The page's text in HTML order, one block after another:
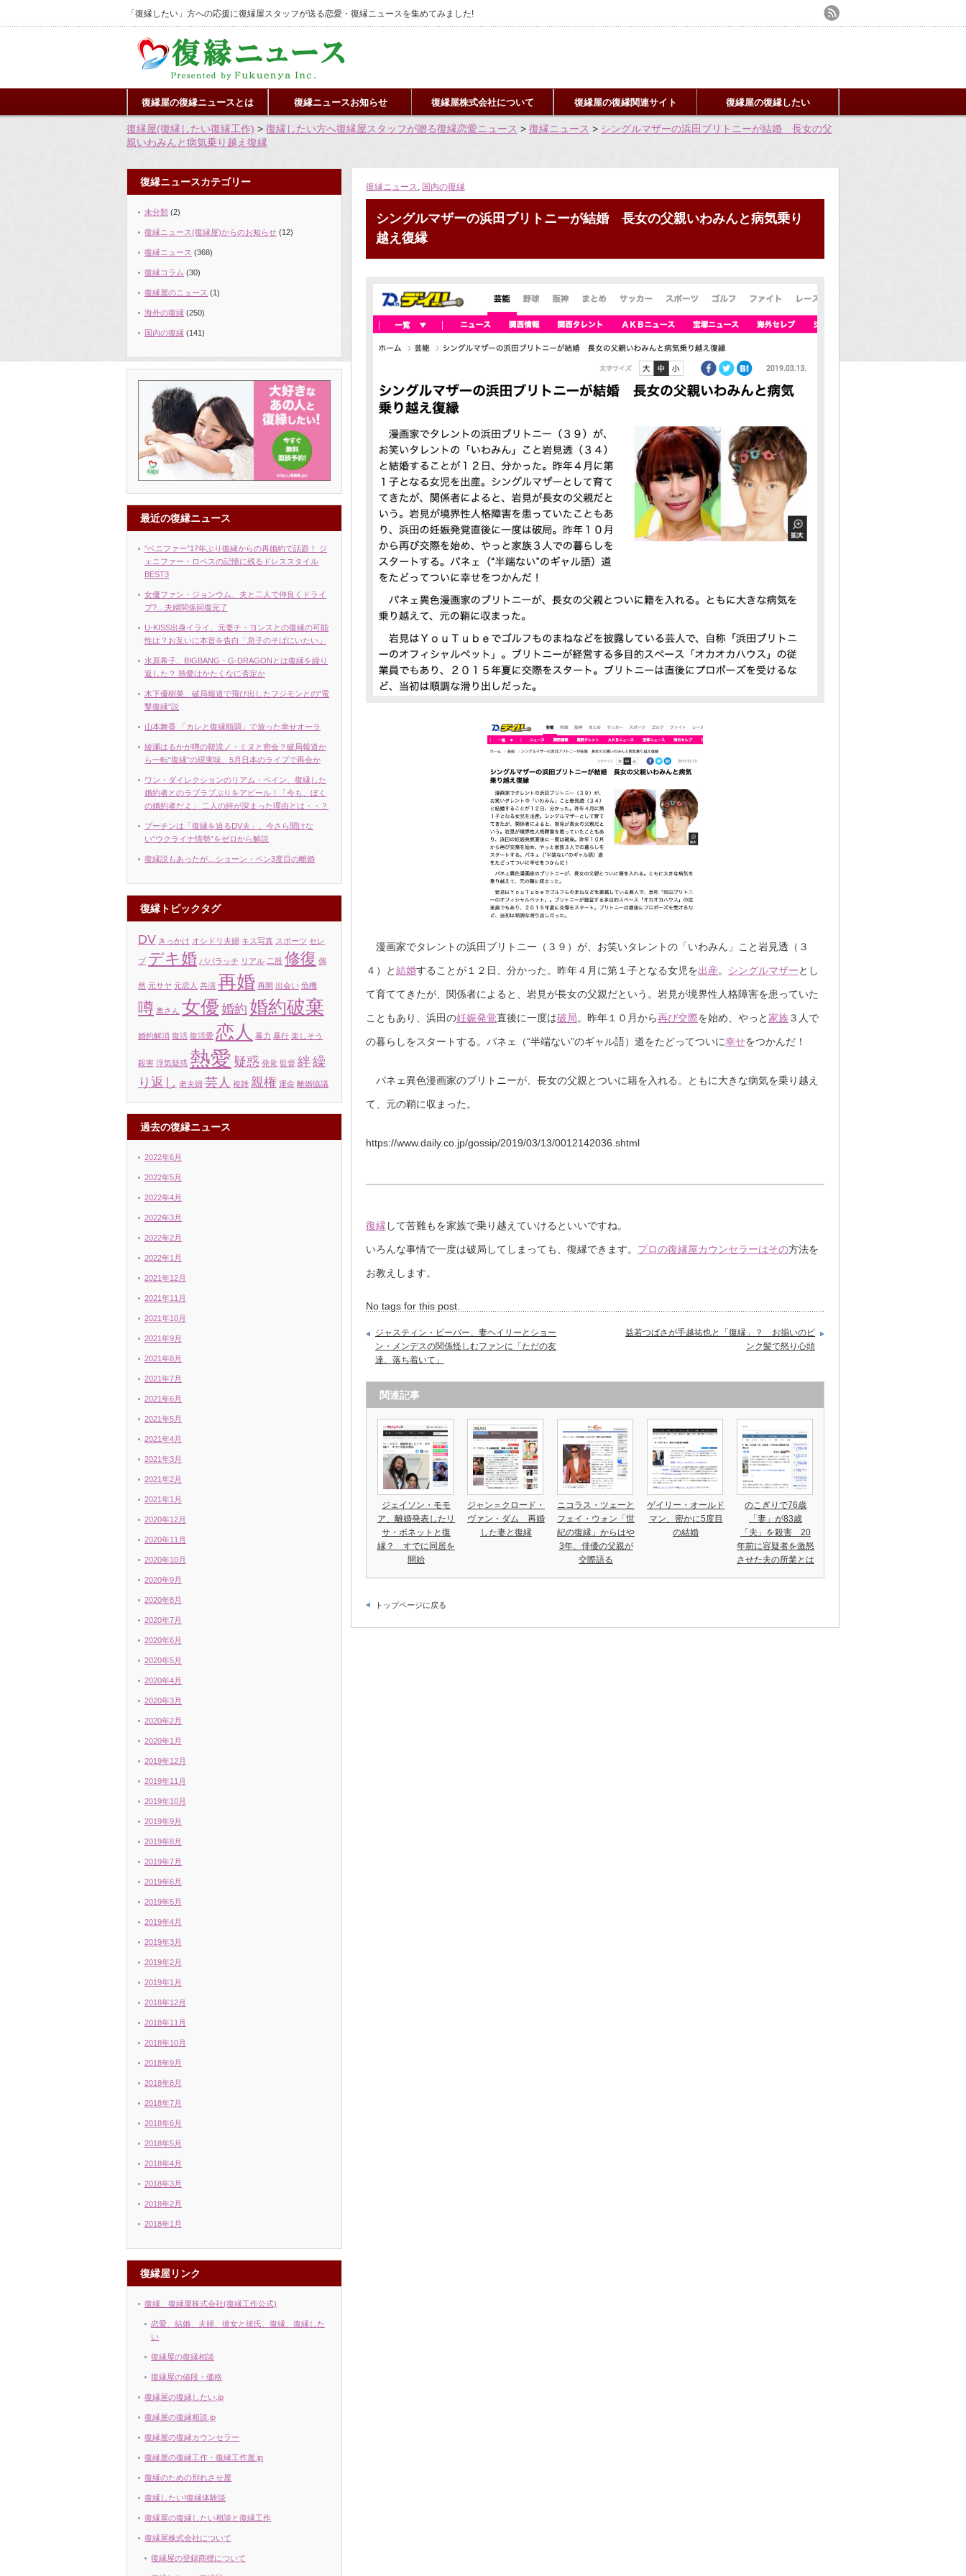
「復縁したい」方への応援に復縁屋スタッフが送る恋愛・復縁ニュースを集めてみました!
復縁屋の復縁ニュースとは 復縁ニュースお知らせ 復縁屋株式会社について 復縁屋の復縁関連サイト 復縁屋の復縁したい
復縁屋(復縁したい復縁工作) > 復縁したい方へ復縁屋スタッフが贈る復縁恋愛ニュース > 復縁ニュース > シングルマザーの浜田ブリトニーが結婚 長女の父
親いわみんと病気乗り越え復縁
復縁ニュース 国内の復縁
シングルマザーの浜田ブリトニーが結婚 長女の父親いわみんと病気乗り
越え復縁
漫画家でタレントの浜田ブリトニー（３９）が、お笑いタレントの「いわみん」こと岩見透（３
４）と結婚することが１２日、分かった。昨年４月に第１子となる女児を出産。 シングルマザーとし
て育ててきたが、関係者によると、岩見が長女の父親だという。岩見が境界性人格障害を患っていた
こともあり、浜田の妊娠発覚直後に一度は破局。昨年１０月から再び交際を始め、やっと家族３人で
の暮らしをスタートする。パネェ（“半端ない”のギャル語）道をたどってついに幸せをつかんだ！
パネェ異色漫画家のブリトニーが、長女の父親とついに籍を入れる。ともに大きな病気を乗り越え
て、元の鞘に収まった。
https://www.daily.co.jp/gossip/2019/03/13/0012142036.shtml
復縁 して苦難もを家族で乗り越えていけるといいですね。
いろんな事情で一度は破局してしまっても、復縁できます。 プロの復縁屋カウンセラーはその方法を
お教えします。
No tags for this post.
ジャスティン・ビーバー、妻ヘイリーとショー
ン・メンデスの関係怪しむファンに「ただの友
達、落ち着いて」
益若つばさが手越祐也と「復縁」？ お揃いのピ
ンク髪で怒り心頭
関連記事
ジェイソン・モモ
ア、離婚発表したリ
サ・ボネットと復
縁？ すでに同居を
開始
ジャン＝クロード・
ヴァン・ダム 再婚
した妻と復縁
ニコラス・ツェーと
フェイ・ウォン「世
紀の復縁」からはや
3年、俳優の父親が
交際語る
ゲイリー・オールド
マン、密かに5度目
の結婚
のこぎりで76歳
「妻」が83歳
「夫」を殺害 20
年前に容疑者を激怒
させた夫の所業とは
トップページに戻る
復縁ニュースカテゴリー
未分類 (2)
復縁ニュース(復縁屋)からのお知らせ (12)
復縁ニュース (368)
復縁コラム (30)
復縁屋のニュース (1)
海外の復縁 (250)
国内の復縁 (141)
最近の復縁ニュース
”ベニファー”17年ぶり復縁からの再婚約で話題！ ジ
ェニファー・ロペスの記憶に残るドレススタイル
BEST3
女優ファン・ジョンウム、夫と二人で仲良くドライ
ブ?…夫婦関係回復完了
U-KISS出身イライ、元妻チ・ヨンスとの復縁の可能
性は？お互いに本音を告白「息子のそばにいたい」
水原希子、BIGBANG・G-DRAGONとは復縁を繰り
返した？ 熱愛はかたくなに否定か
木下優樹菜、破局報道で飛び出したフジモンとの“電
撃復縁”説
山本舞香 「カレと復縁順調」で放った幸せオーラ
綾瀬はるかが噂の韓流ノ・ミヌと密会？破局報道か
ら一転“復縁”の現実味、5月日本のライブで再会か
ワン・ダイレクションのリアム・ペイン、復縁した
婚約者とのラブラブぶりをアピール！「今も、ぼく
の婚約者だよ」 二人の絆が深まった理由とは・・？
プーチンは「復縁を迫るDV夫」。今さら聞けな
い“ウクライナ情勢”をゼロから解説
復縁説もあったが…ショーン・ペン3度目の離婚
復縁トピックタグ
DV きっかけ オシドリ夫婦 キス写真 スポーツ セレ
ブ デキ婚 パパラッチ リアル 二股 修復 偶
然 元サヤ 元恋人 共演 再婚 再開 出会い 危機
噂 奥さん 女優 婚約 婚約破棄
婚約解消 復活 復活愛 恋人 暴力 暴行 楽しそう
殺害 浮気疑惑 熱愛 疑惑 発覚 監督 絆繰
り返し 老夫婦 芸人 複雑 親権 運命 離婚協議
過去の復縁ニュース
2022年6月
2022年5月
2022年4月
2022年3月
2022年2月
2022年1月
2021年12月
2021年11月
2021年10月
2021年9月
2021年8月
2021年7月
2021年6月
2021年5月
2021年4月
2021年3月
2021年2月
2021年1月
2020年12月
2020年11月
2020年10月
2020年9月
2020年8月
2020年7月
2020年6月
2020年5月
2020年4月
2020年3月
2020年2月
2020年1月
2019年12月
2019年11月
2019年10月
2019年9月
2019年8月
2019年7月
2019年6月
2019年5月
2019年4月
2019年3月
2019年2月
2019年1月
2018年12月
2018年11月
2018年10月
2018年9月
2018年8月
2018年7月
2018年6月
2018年5月
2018年4月
2018年3月
2018年2月
2018年1月
復縁屋リンク
復縁、復縁屋株式会社(復縁工作公式)
恋愛、結婚、夫婦、彼女と彼氏、復縁、復縁した
い
復縁屋の復縁相談
復縁屋の値段・価格
復縁屋の復縁したい.jp
復縁屋の復縁相談.jp
復縁屋の復縁カウンセラー
復縁屋の復縁工作・復縁工作屋.jp
復縁のための別れさせ屋
復縁したい!復縁体験談
復縁屋の復縁したい相談と復縁工作
復縁屋株式会社について
復縁屋の登録商標について